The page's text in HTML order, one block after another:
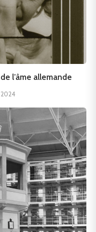
l’âme allemande